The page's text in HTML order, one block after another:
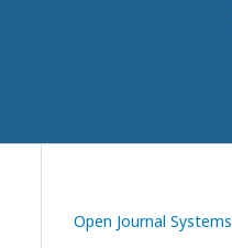
Open Journal Systems